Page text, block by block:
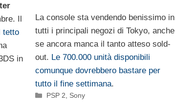
Il
tetto
in
La console sta vendendo benissimo in
tutti i principali negozi di Tokyo, anche
se ancora manca il tanto atteso sold-
out. Le 700.000 unità disponibili
comunque dovrebbero bastare per
tutto il fine settimana.
Categorie
PSP 2, Sony